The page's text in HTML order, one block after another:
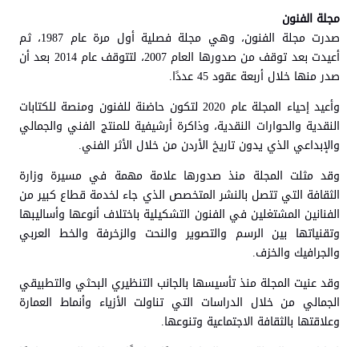
مجلة الفنون
صدرت مجلة الفنون، وهي مجلة فصلية أول مرة عام 1987، ثم
أعيدت بعد توقف من صدورها العام 2007، لتتوقف عام 2014 بعد أن
صدر منها خلال أربعة عقود 45 عددًا.
وأعيد إحياء المجلة عام 2020 لتكون حاضنة للفنون ومنصة للكتابات
النقدية والحوارات النقدية، وذاكرة أرشيفية للمنتج الفني والجمالي
والإبداعي الذي يدون تاريخ الأردن من خلال الأثر الفني.
وقد مثلت المجلة منذ صدورها علامة مهمة في مسيرة وزارة
الثقافة التي تتصل بالنشر المتخصص الذي جاء لخدمة قطاع كبير من
الفنانين المشتغلين في الفنون التشكيلية باختلاف أنوعها وأساليبها
وتقنياتها بين الرسم والتصوير والنحت والزخرفة والخط العربي
والجرافيك والخزف.
وقد عنيت المجلة منذ تأسيسها بالجانب التنظيري البحثي والتطبيقي
الجمالي من خلال الدراسات التي تناولت الأزياء وأنماط العمارة
وعلاقتها بالثقافة الاجتماعية وتنوعها.